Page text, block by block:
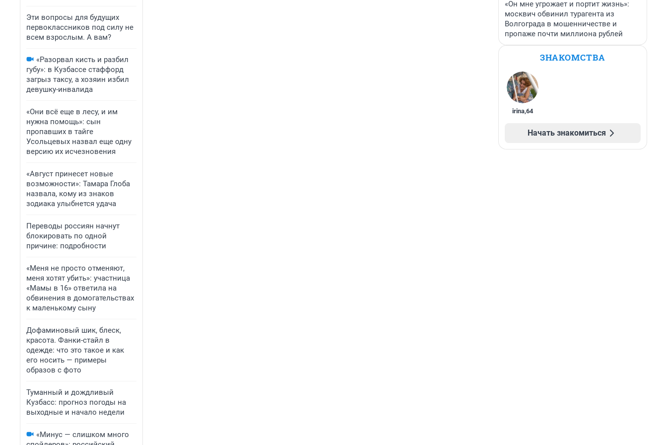
Эти вопросы для будущих
первоклассников под силу не
всем взрослым. А вам?
«Разорвал кисть и разбил
губу»: в Кузбассе стаффорд
загрыз таксу, а хозяин избил
девушку-инвалида
«Они всё еще в лесу, и им
нужна помощь»: сын
пропавших в тайге
Усольцевых назвал еще одну
версию их исчезновения
«Август принесет новые
возможности»: Тамара Глоба
назвала, кому из знаков
зодиака улыбнется удача
Переводы россиян начнут
блокировать по одной
причине: подробности
«Меня не просто отменяют,
меня хотят убить»: участница
«Мамы в 16» ответила на
обвинения в домогательствах
к маленькому сыну
Дофаминовый шик, блеск,
красота. Фанки-стайл в
одежде: что это такое и как
его носить — примеры
образов с фото
Туманный и дождливый
Кузбасс: прогноз погоды на
выходные и начало недели
«Минус — слишком много
«Он мне угрожает и портит жизнь»:
москвич обвинил турагента из
Волгограда в мошенничестве и
пропаже почти миллиона рублей
ЗНАКОМСТВА
irina,64
Начать знакомиться